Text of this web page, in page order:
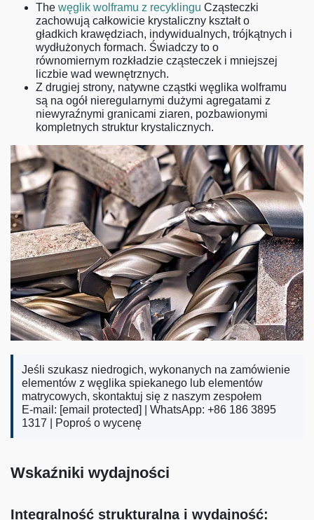
The węglik wolframu z recyklingu Cząsteczki
zachowują całkowicie krystaliczny kształt o
gładkich krawędziach, indywidualnych, trójkątnych i
wydłużonych formach. Świadczy to o
równomiernym rozkładzie cząsteczek i mniejszej
liczbie wad wewnętrznych.
Z drugiej strony, natywne cząstki węglika wolframu
są na ogół nieregularnymi dużymi agregatami z
niewyraźnymi granicami ziaren, pozbawionymi
kompletnych struktur krystalicznych.
Jeśli szukasz niedrogich, wykonanych na zamówienie
elementów z węglika spiekanego lub elementów
matrycowych, skontaktuj się z naszym zespołem
E-mail: [email protected]
| WhatsApp: +86 186 3895
1317 |
Poproś o wycenę
Wskaźniki wydajności
Integralność strukturalna i wydajność: